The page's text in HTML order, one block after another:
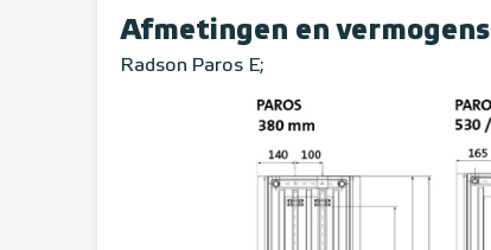
Afmetingen en vermogens
Radson Paros E;